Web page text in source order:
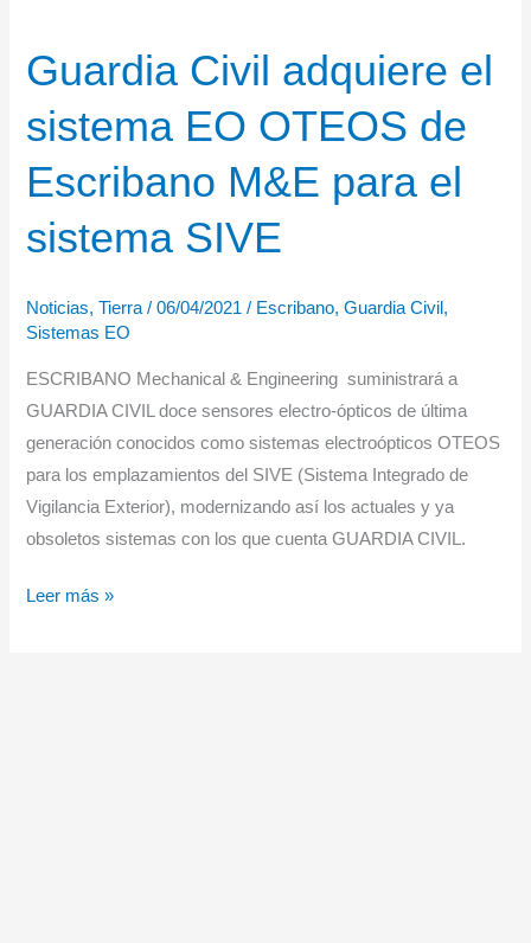
soluciones
alto
tecnológico
para
la
en
medio
rural
Guardia Civil adquiere el
sistema EO OTEOS de
Escribano M&E para el
sistema SIVE
Noticias,Tierra /06/04/2021/ Escribano,Guardia Civil ,
Sistemas EO
ESCRIBANO Mechanical & Engineering suministrará a
GUARDIA CIVIL doce sensores electro-ópticos de última
generación conocidos como sistemas electroópticos OTEOS
para los emplazamientos del SIVE (Sistema Integrado de
Vigilancia Exterior), modernizando así los actuales y ya
obsoletos sistemas con los que cuenta GUARDIA CIVIL.
Guardia
Leer más »